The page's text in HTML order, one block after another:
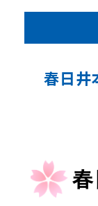
春日